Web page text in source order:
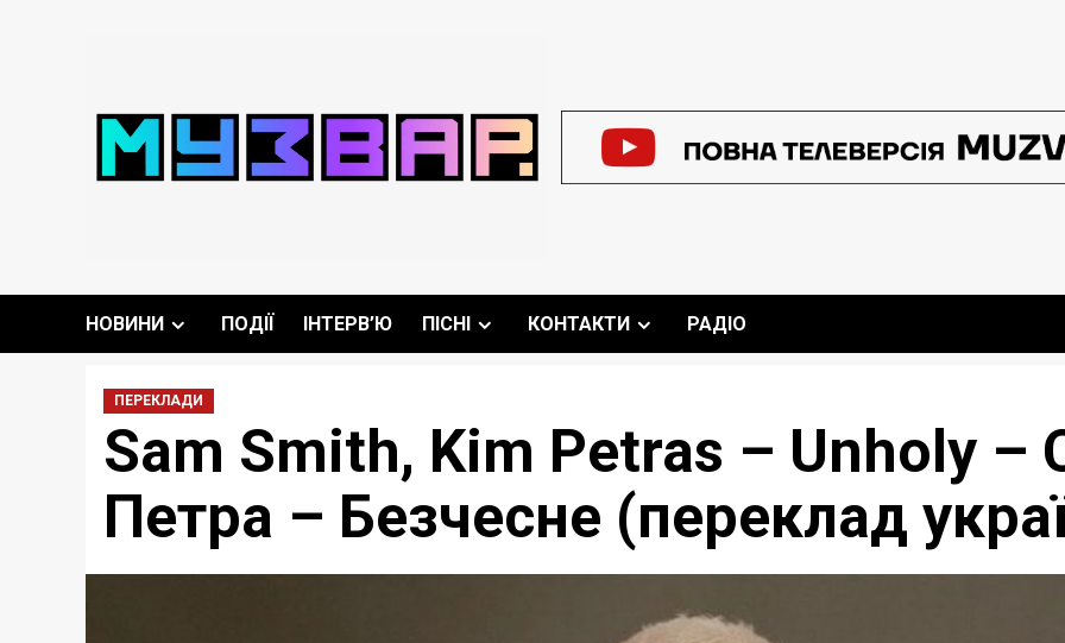
НОВИНИ ПОДІЇ ІНТЕРВ’Ю ПІСНІ КОНТАКТИ РАДІО
ПЕРЕКЛАДИ
Sam Smith, Kim Petras – Unholy –
Петра – Безчесне (переклад